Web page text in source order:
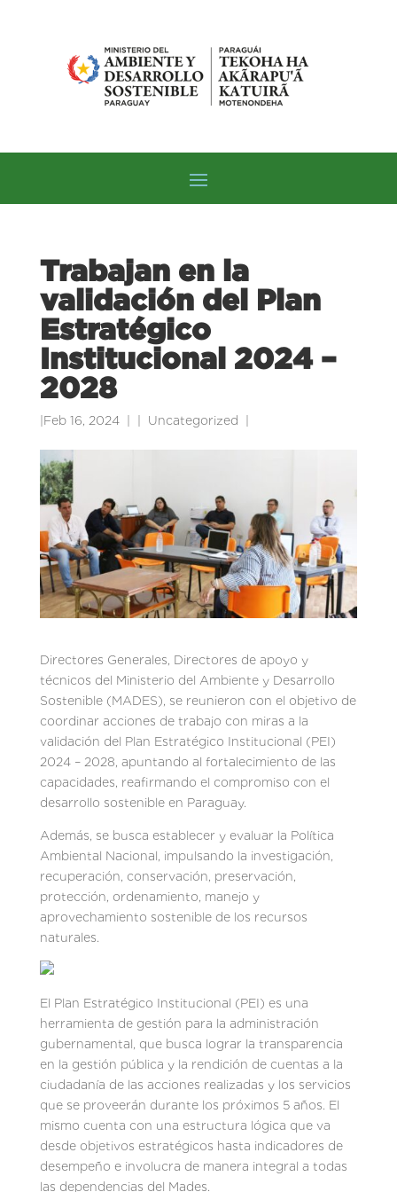
Trabajan en la
validación del Plan
Estratégico
Institucional 2024 –
2028
Feb 16, 2024 Uncategorized
Directores Generales, Directores de apoyo y
técnicos del Ministerio del Ambiente y Desarrollo
Sostenible (MADES), se reunieron con el objetivo de
coordinar acciones de trabajo con miras a la
validación del Plan Estratégico Institucional (PEI)
2024 – 2028, apuntando al fortalecimiento de las
capacidades, reafirmando el compromiso con el
desarrollo sostenible en Paraguay.
Además, se busca establecer y evaluar la Política
Ambiental Nacional, impulsando la investigación,
recuperación, conservación, preservación,
protección, ordenamiento, manejo y
aprovechamiento sostenible de los recursos
naturales.
El Plan Estratégico Institucional (PEI) es una
herramienta de gestión para la administración
gubernamental, que busca lograr la transparencia
en la gestión pública y la rendición de cuentas a la
ciudadanía de las acciones realizadas y los servicios
que se proveerán durante los próximos 5 años. El
mismo cuenta con una estructura lógica que va
desde objetivos estratégicos hasta indicadores de
desempeño e involucra de manera integral a todas
las dependencias del Mades.